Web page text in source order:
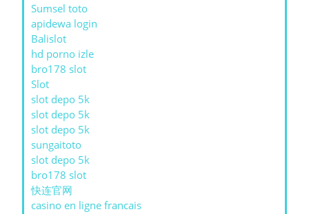
Sumsel toto
apidewa login
Balislot
hd porno izle
bro178 slot
Slot
slot depo 5k
slot depo 5k
slot depo 5k
sungaitoto
slot depo 5k
bro178 slot
快连官网
casino en ligne francais